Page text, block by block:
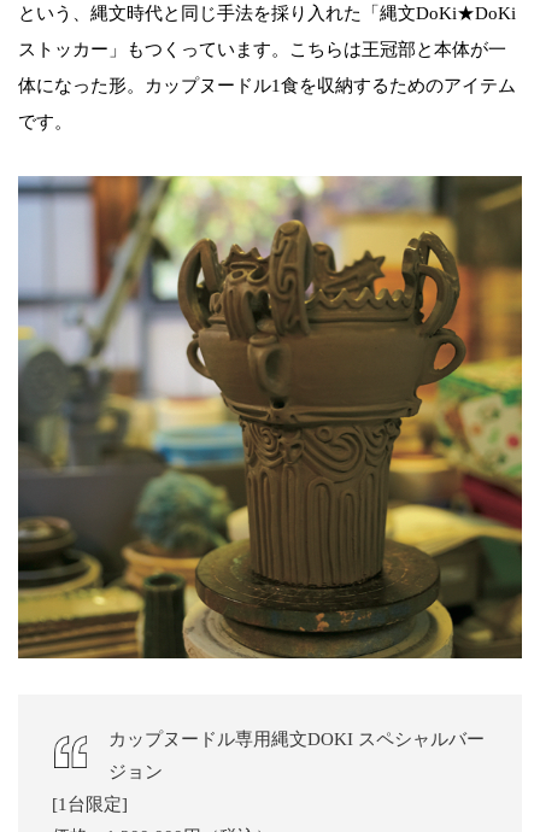
という、縄文時代と同じ手法を採り入れた「縄文DoKi★DoKi
ストッカー」もつくっています。こちらは王冠部と本体が一
体になった形。カップヌードル1食を収納するためのアイテム
です。
カップヌードル専用縄文DOKI スペシャルバー
ジョン
[1台限定]